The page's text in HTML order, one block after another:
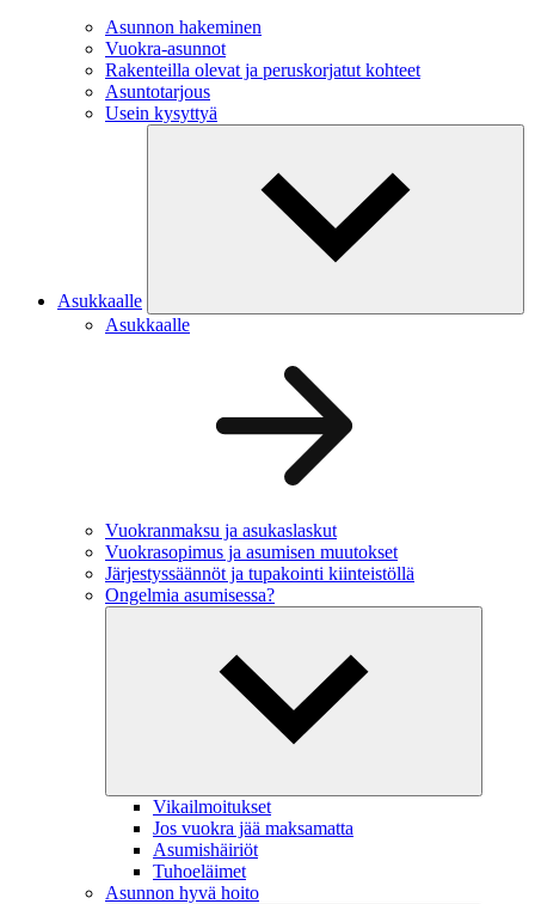
Asunnon hakeminen
Vuokra-asunnot
Rakenteilla olevat ja peruskorjatut kohteet
Asuntotarjous
Usein kysyttyä
Asukkaalle
Asukkaalle
Vuokranmaksu ja asukaslaskut
Vuokrasopimus ja asumisen muutokset
Järjestyssäännöt ja tupakointi kiinteistöllä
Ongelmia asumisessa?
Vikailmoitukset
Jos vuokra jää maksamatta
Asumishäiriöt
Tuhoeläimet
Asunnon hyvä hoito